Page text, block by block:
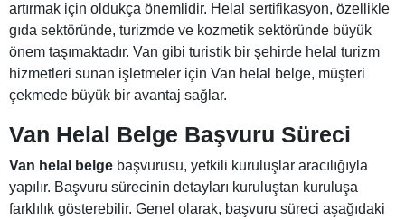
artırmak için oldukça önemlidir. Helal sertifikasyon, özellikle
gıda sektöründe, turizmde ve kozmetik sektöründe büyük
önem taşımaktadır. Van gibi turistik bir şehirde helal turizm
hizmetleri sunan işletmeler için Van helal belge, müşteri
çekmede büyük bir avantaj sağlar.
Van Helal Belge Başvuru Süreci
Van helal belge başvurusu, yetkili kuruluşlar aracılığıyla
yapılır. Başvuru sürecinin detayları kuruluştan kuruluşa
farklılık gösterebilir. Genel olarak, başvuru süreci aşağıdaki